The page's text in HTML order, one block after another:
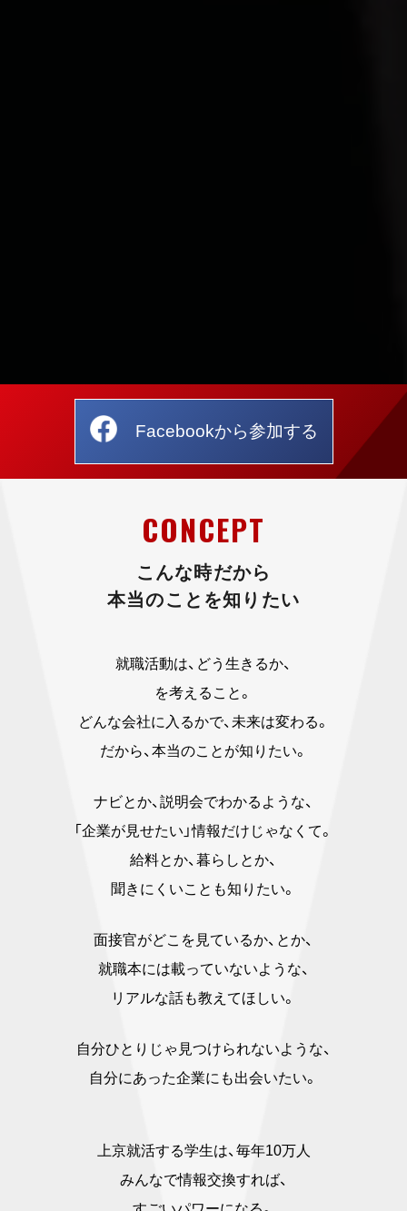
Facebookから参加する
CONCEPT
こんな時だから
本当のことを知りたい
就職活動は、どう生きるか、
を考えること。
どんな会社に入るかで、未来は変わる。
だから、本当のことが知りたい。
ナビとか、説明会でわかるような、
「企業が見せたい」情報だけじゃなくて。
給料とか、暮らしとか、
聞きにくいことも知りたい。
面接官がどこを見ているか、とか、
就職本には載っていないような、
リアルな話も教えてほしい。
自分ひとりじゃ見つけられないような、
自分にあった企業にも出会いたい。
上京就活する学生は、毎年10万人
みんなで情報交換すれば、